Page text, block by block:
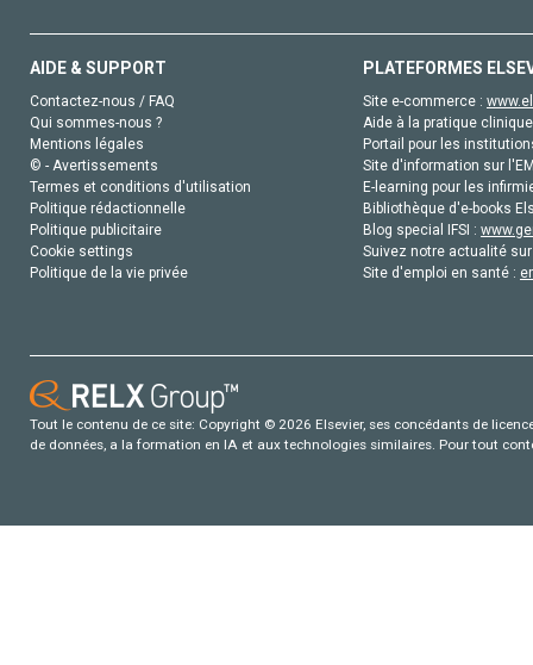
AIDE & SUPPORT
Contactez-nous / FAQ
Qui sommes-nous ?
Mentions légales
© - Avertissements
Termes et conditions d'utilisation
Politique rédactionnelle
Politique publicitaire
Cookie settings
Politique de la vie privée
PLATEFORMES
Site e-commerce :
Aide à la pratique
Portail pour les
Site d'information sur
E-learning pour les
Bibliothèque d'e-books
Blog special IFSI :
Suivez notre actualité
Site d'emploi en santé :
Tout le contenu de ce site: Copyright © 2026 Elsevier, ses concédants de
de données, a la formation en IA et aux technologies similaires. Pour tout